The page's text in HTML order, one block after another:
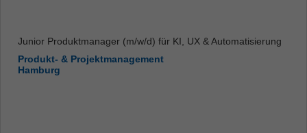
Junior Produktmanager (m/w/d) für KI, UX & Automatisierung
Produkt- & Projektmanagement
Hamburg